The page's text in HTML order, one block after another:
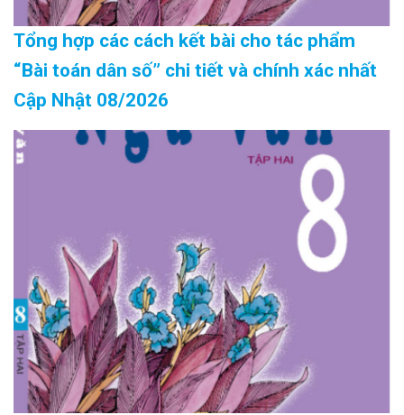
Tổng hợp các cách kết bài cho tác phẩm
“Bài toán dân số” chi tiết và chính xác nhất
Cập Nhật 08/2026